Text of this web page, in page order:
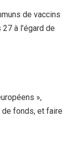
de vaccins
à l’égard de
»,
de fonds, et faire